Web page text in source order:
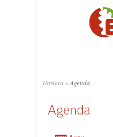
Hasiera » Agenda
Agenda
4:00